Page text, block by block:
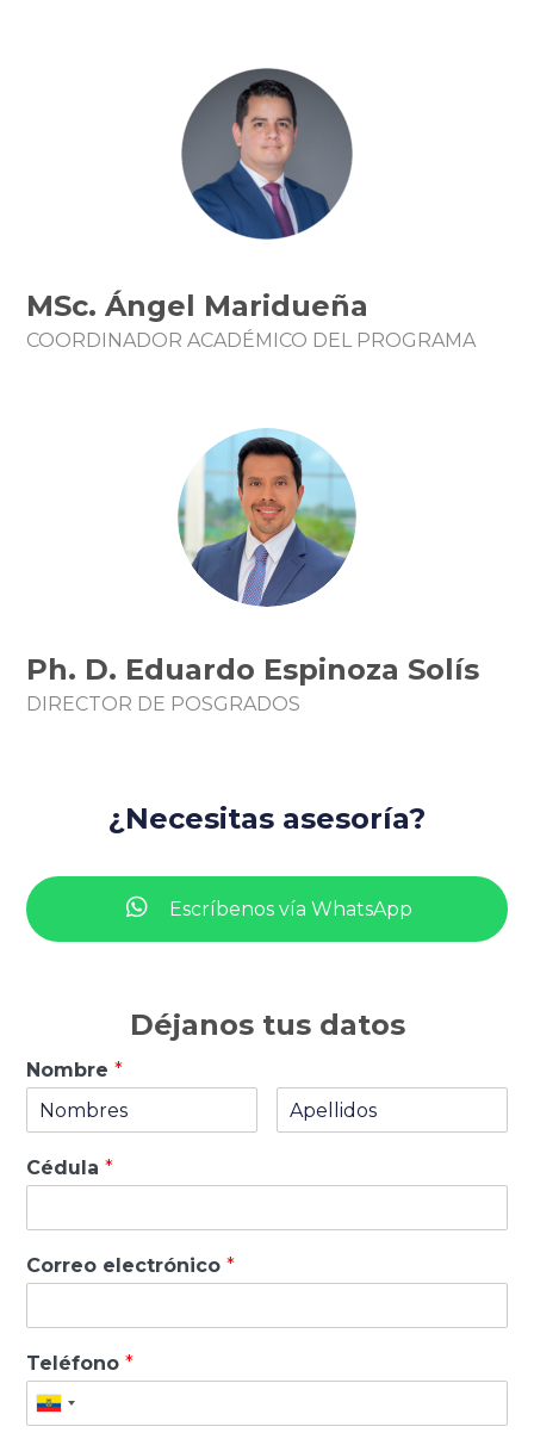
MSc. Ángel Maridueña
COORDINADOR ACADÉMICO DEL PROGRAMA
Ph. D. Eduardo Espinoza Solís
DIRECTOR DE POSGRADOS
¿Necesitas asesoría?
Escríbenos vía WhatsApp
Déjanos tus datos
Nombre*
Cédula*
Correo electrónico*
Teléfono*